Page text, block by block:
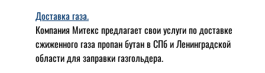
Доставка газа.
Компания Митекс предлагает свои услуги по доставке
сжиженного газа пропан бутан в СПб и Ленинградской
области для заправки газгольдера.